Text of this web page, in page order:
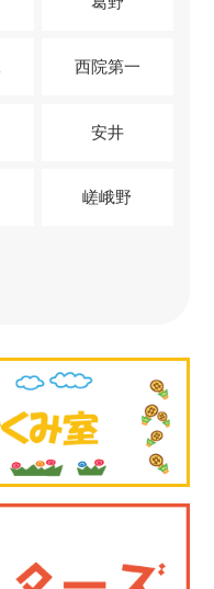
西院第一
安井
嵯峨野